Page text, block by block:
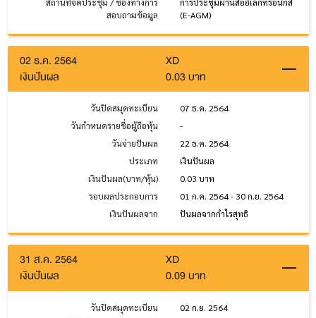
สอบถามข้อมูล
(E-AGM)
02 ธ.ค. 2564
XD
เงินปันผล
0.03 บาท
วันปิดสมุดทะเบียน
07 ธ.ค. 2564
วันกำหนดรายชื่อผู้ถือหุ้น
-
วันจ่ายปันผล
22 ธ.ค. 2564
ประเภท
เงินปันผล
เงินปันผล(บาท/หุ้น)
0.03 บาท
รอบผลประกอบการ
01 ก.ค. 2564 - 30 ก.ย. 2564
เงินปันผลจาก
ปันผลจากกำไรสุทธิ
31 ส.ค. 2564
XD
เงินปันผล
0.09 บาท
วันปิดสมุดทะเบียน
02 ก.ย. 2564